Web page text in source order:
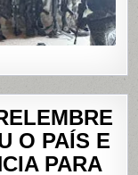
O PAÍS E
PARA